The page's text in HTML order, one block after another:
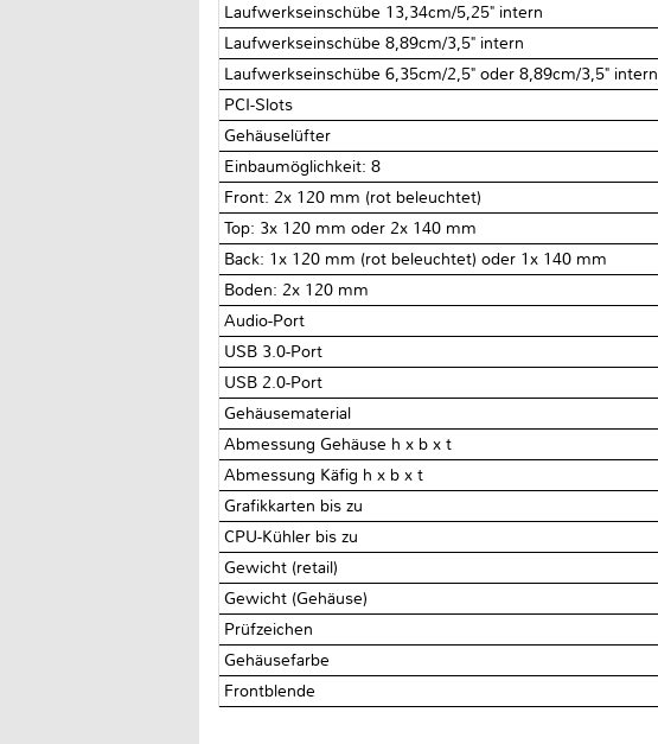
Laufwerkseinschübe 13,34cm/5,25" intern
Laufwerkseinschübe 8,89cm/3,5" intern
Laufwerkseinschübe 6,35cm/2,5" oder 8,89cm/3,5" intern
PCI-Slots
Gehäuselüfter
Einbaumöglichkeit: 8
Front: 2x 120 mm (rot beleuchtet)
Top: 3x 120 mm oder 2x 140 mm
Back: 1x 120 mm (rot beleuchtet) oder 1x 140 mm
Boden: 2x 120 mm
Audio-Port
USB 3.0-Port
USB 2.0-Port
Gehäusematerial
Abmessung Gehäuse h x b x t
Abmessung Käfig h x b x t
Grafikkarten bis zu
CPU-Kühler bis zu
Gewicht (retail)
Gewicht (Gehäuse)
Prüfzeichen
Gehäusefarbe
Frontblende